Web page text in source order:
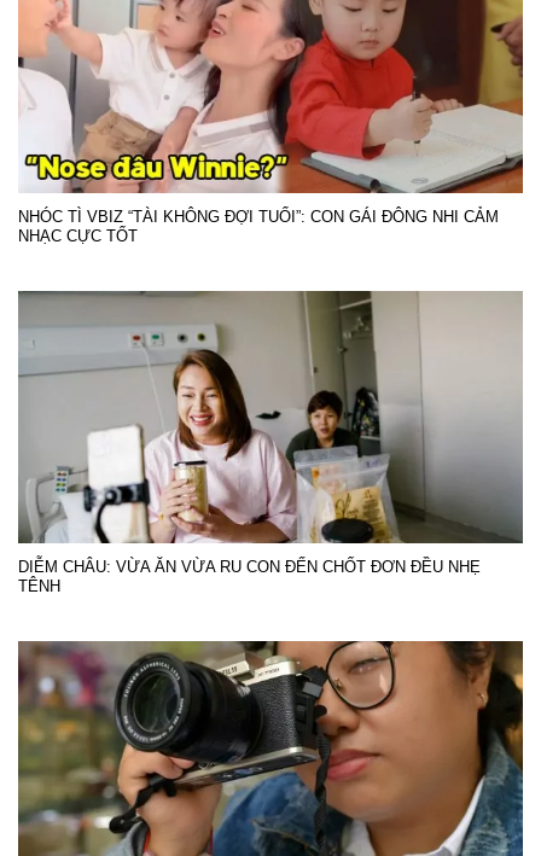
NHÓC TÌ VBIZ “TÀI KHÔNG ĐỢI TUỔI”: CON GÁI ĐÔNG NHI CẢM
NHẠC CỰC TỐT
DIỄM CHÂU: VỪA ĂN VỪA RU CON ĐẾN CHỐT ĐƠN ĐỀU NHẸ
TÊNH